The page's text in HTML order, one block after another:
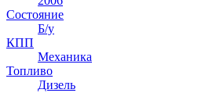
Состояние
Б/у
КПП
Механика
Топливо
Дизель